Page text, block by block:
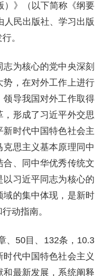
）》（以下简称《纲要
人民出版社、学习出版
。
为核心的党中央深刻
，在对外工作上进行
导我国对外工作取得
，形成了习近平外交思
时代中国特色社会主
思主义基本原理同中
合、同中华优秀传统文
习近平同志为核心的
域的集中体现，是新时
动指南。
、50目、132条，10.3
代中国特色社会主义
最新发展，系统阐释